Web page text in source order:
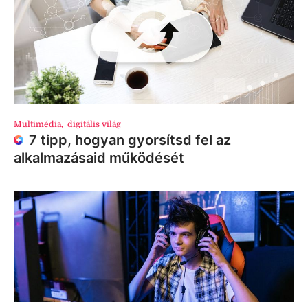
Multimédia, digitális világ
7 tipp, hogyan gyorsítsd fel az
alkalmazásaid működését